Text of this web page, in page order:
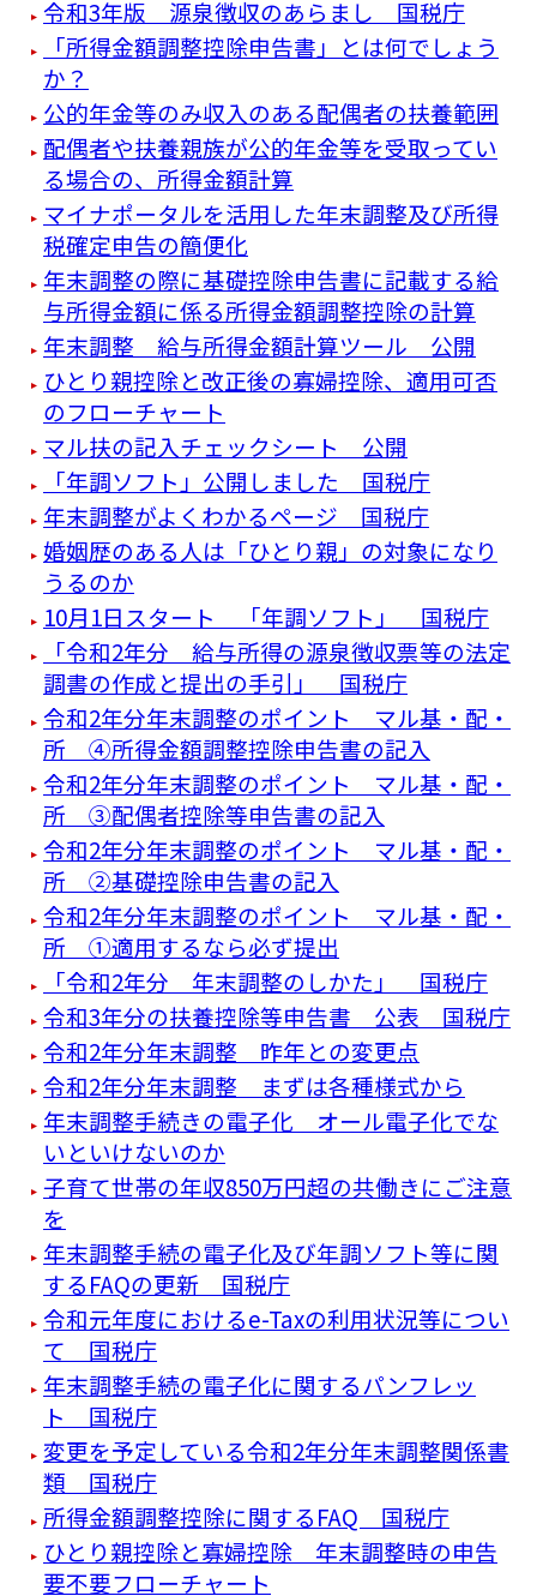
令和3年版 源泉徴収のあらまし 国税庁
「所得金額調整控除申告書」とは何でしょう
か？
公的年金等のみ収入のある配偶者の扶養範囲
配偶者や扶養親族が公的年金等を受取ってい
る場合の、所得金額計算
マイナポータルを活用した年末調整及び所得
税確定申告の簡便化
年末調整の際に基礎控除申告書に記載する給
与所得金額に係る所得金額調整控除の計算
年末調整 給与所得金額計算ツール 公開
ひとり親控除と改正後の寡婦控除、適用可否
のフローチャート
マル扶の記入チェックシート 公開
「年調ソフト」公開しました 国税庁
年末調整がよくわかるページ 国税庁
婚姻歴のある人は「ひとり親」の対象になり
うるのか
10月1日スタート 「年調ソフト」 国税庁
「令和2年分 給与所得の源泉徴収票等の法定
調書の作成と提出の手引」 国税庁
令和2年分年末調整のポイント マル基・配・
所 ④所得金額調整控除申告書の記入
令和2年分年末調整のポイント マル基・配・
所 ③配偶者控除等申告書の記入
令和2年分年末調整のポイント マル基・配・
所 ②基礎控除申告書の記入
令和2年分年末調整のポイント マル基・配・
所 ①適用するなら必ず提出
「令和2年分 年末調整のしかた」 国税庁
令和3年分の扶養控除等申告書 公表 国税庁
令和2年分年末調整 昨年との変更点
令和2年分年末調整 まずは各種様式から
年末調整手続きの電子化 オール電子化でな
いといけないのか
子育て世帯の年収850万円超の共働きにご注意
を
年末調整手続の電子化及び年調ソフト等に関
するFAQの更新 国税庁
令和元年度におけるe-Taxの利用状況等につい
て 国税庁
年末調整手続の電子化に関するパンフレッ
ト 国税庁
変更を予定している令和2年分年末調整関係書
類 国税庁
所得金額調整控除に関するFAQ 国税庁
ひとり親控除と寡婦控除 年末調整時の申告
要不要フローチャート